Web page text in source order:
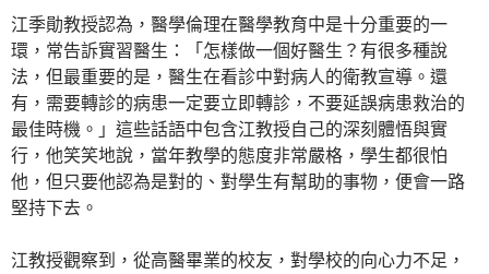
江季勛教授認為，醫學倫理在醫學教育中是十分重要的一
環，常告訴實習醫生：「怎樣做一個好醫生？有很多種說
法，但最重要的是，醫生在看診中對病人的衛教宣導。還
有，需要轉診的病患一定要立即轉診，不要延誤病患救治的
最佳時機。」這些話語中包含江教授自己的深刻體悟與實
行，他笑笑地說，當年教學的態度非常嚴格，學生都很怕
他，但只要他認為是對的、對學生有幫助的事物，便會一路
堅持下去。
江教授觀察到，從高醫畢業的校友，對學校的向心力不足，